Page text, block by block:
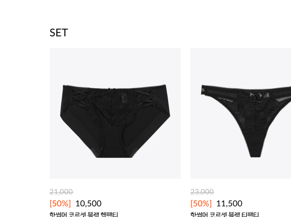
SET
21,000
[50%] 10,500
23,000
[50%] 11,500